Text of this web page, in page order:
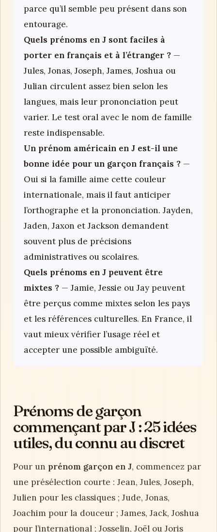
parce qu’il semble peu présent dans son
entourage.
Quels prénoms en J sont faciles à
porter en français et à l’étranger ? —
Jules, Jonas, Joseph, James, Joshua ou
Julian circulent assez bien selon les
langues, mais leur prononciation peut
varier. Le test oral avec le nom de famille
reste indispensable.
Un prénom américain en J est-il une
bonne idée pour un garçon français ? —
Oui si la famille aime cette couleur
internationale, mais il faut anticiper
l’orthographe et la prononciation. Jayden,
Jaden, Jaxon et Jackson demandent
souvent plus de précisions
administratives ou scolaires.
Quels prénoms en J peuvent être
mixtes ? — Jamie, Jessie ou Jay peuvent
être perçus comme mixtes selon les pays
et les références culturelles. En France, il
vaut mieux vérifier l’usage réel et
accepter une possible ambiguïté.
Prénoms de garçon
commençant par J : 25 idées
utiles, du connu au discret
Pour un prénom garçon en J, commencez par
une présélection courte : Jean, Jules, Joseph,
Julien pour les classiques ; Jude, Jonas,
Joachim pour la douceur ; James, Jack, Joshua
pour l’international ; Josselin, Joël ou Joris